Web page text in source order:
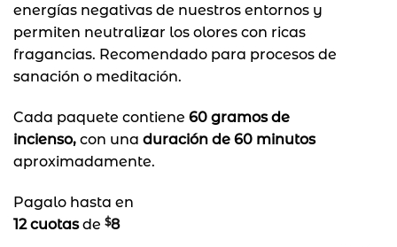
energías negativas de nuestros entornos y
permiten neutralizar los olores con ricas
fragancias. Recomendado para procesos de
sanación o meditación.
Cada paquete contiene 60 gramos de
incienso, con una duración de 60 minutos
aproximadamente.
Pagalo hasta en
12 cuotasde $8